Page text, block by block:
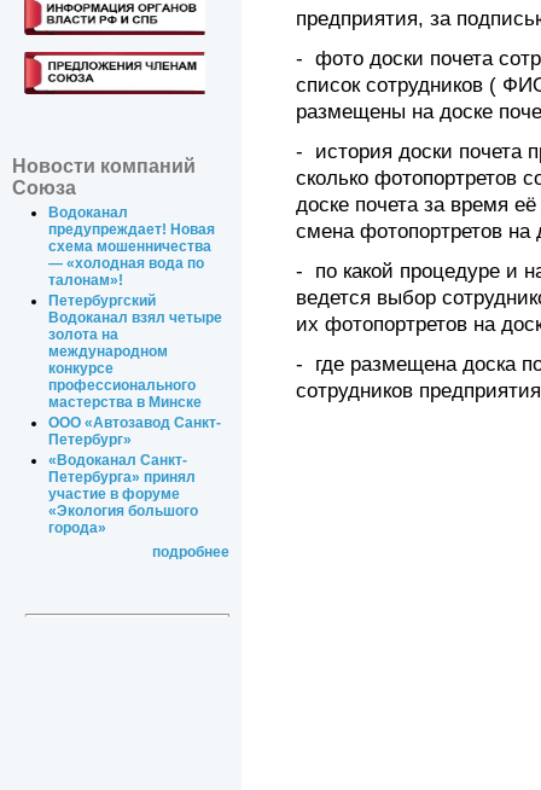
Новости компаний
Союза
Водоканал
предупреждает! Новая
схема мошенничества
— «холодная вода по
талонам»!
Петербургский
Водоканал взял четыре
золота на
международном
конкурсе
профессионального
мастерства в Минске
ООО «Автозавод Санкт-
Петербург»
«Водоканал Санкт-
Петербурга» принял
участие в форуме
«Экология большого
города»
подробнее
предприятия, за
- фото доски почета
список сотрудников (
размещены на доске
- история доски почета
сколько фотопортретов
доске почета за время
смена фотопортретов на
- по какой процедуре и
ведется выбор
их фотопортретов на
- где размещена доска
сотрудников